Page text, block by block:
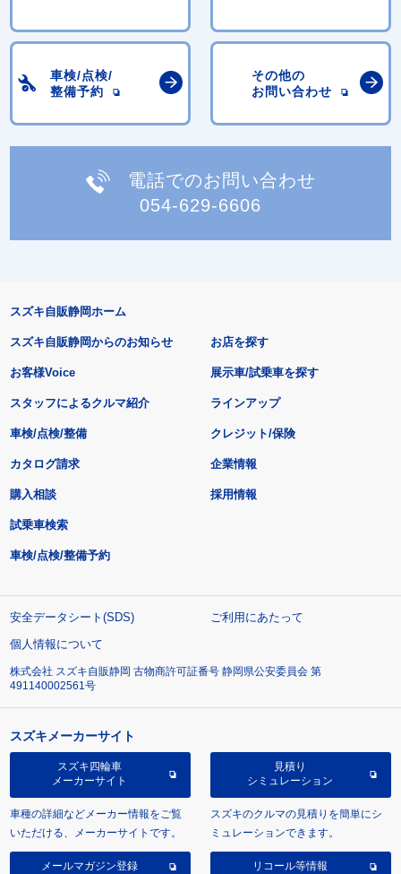
車検/点検/
整備予約
その他の
お問い合わせ
電話でのお問い合わせ
054-629-6606
スズキ自販静岡ホーム
スズキ自販静岡からのお知らせ
お客様Voice
スタッフによるクルマ紹介
お店を探す
展示車/試乗車を探す
ラインアップ
車検/点検/整備 クレジット/保険
カタログ請求
購入相談
試乗車検索
車検/点検/整備予約
企業情報
採用情報
安全データシート(SDS)
ご利用にあたって
個人情報について
株式会社 スズキ自販静岡 古物商許可証番号 静岡県公安委員会 第
491140002561号
スズキメーカーサイト
スズキ四輪車
メーカーサイト
車種の詳細などメーカー情報をご覧
いただける、メーカーサイトです。
見積り
シミュレーション
スズキのクルマの見積りを簡単にシ
ミュレーションできます。
メールマガジン登録 リコール等情報